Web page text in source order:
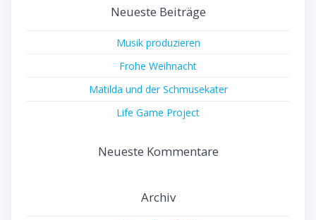
Neueste Beiträge
Musik produzieren
Frohe Weihnacht
Matilda und der Schmusekater
Life Game Project
Neueste Kommentare
Archiv